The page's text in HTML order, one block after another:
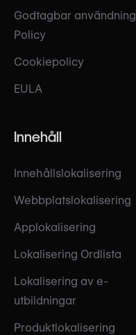
Godtagbar användning
Policy
Cookiepolicy
EULA
Innehåll
Innehållslokalisering
Webbplatslokalisering
Applokalisering
Lokalisering Ordlista
Lokalisering av e-
utbildningar
Produktlokalisering